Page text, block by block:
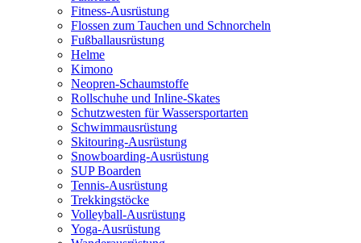
Fitness-Ausrüstung
Flossen zum Tauchen und Schnorcheln
Fußballausrüstung
Helme
Kimono
Neopren-Schaumstoffe
Rollschuhe und Inline-Skates
Schutzwesten für Wassersportarten
Schwimmausrüstung
Skitouring-Ausrüstung
Snowboarding-Ausrüstung
SUP Boarden
Tennis-Ausrüstung
Trekkingstöcke
Volleyball-Ausrüstung
Yoga-Ausrüstung